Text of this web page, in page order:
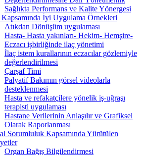
Sağlıkta Performans ve Kalite Yönergesi
İyi Uygulama Örnekleri
Atıkdan Dönüşüm uygulaması
Hasta- Hasta yakınları- Hekim- Hemşire-
Eczacı işbirliğinde ilaç yönetimi
İlaç istem kurallarının eczacılar gözlemiyle
değerlendirilmesi
Çarşaf Timi
Palyatif Bakımın görsel videolarla
desteklenmesi
Hasta ve refakatçilere yönelik iş-uğraşı
terapisti uygulaması
Hastane Verilerinin Anlaşılır ve Grafiksel
Olarak Raporlanması
Sorumluluk Kapsamında Yürütülen
Organ Bağış Bilgilendirmesi